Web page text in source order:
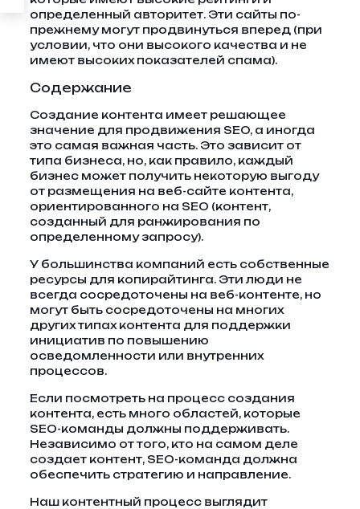
определенный авторитет. Эти сайты по-
прежнему могут продвинуться вперед (при
условии, что они высокого качества и не
имеют высоких показателей спама).
Содержание
Создание контента имеет решающее
значение для продвижения SEO, а иногда
это самая важная часть. Это зависит от
типа бизнеса, но, как правило, каждый
бизнес может получить некоторую выгоду
от размещения на веб-сайте контента,
ориентированного на SEO (контент,
созданный для ранжирования по
определенному запросу).
У большинства компаний есть собственные
ресурсы для копирайтинга. Эти люди не
всегда сосредоточены на веб-контенте, но
могут быть сосредоточены на многих
других типах контента для поддержки
инициатив по повышению
осведомленности или внутренних
процессов.
Если посмотреть на процесс создания
контента, есть много областей, которые
SEO-команды должны поддерживать.
Независимо от того, кто на самом деле
создает контент, SEO-команда должна
обеспечить стратегию и направление.
Наш контентный процесс выглядит